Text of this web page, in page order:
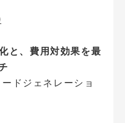
と、費用対効果を最
ドジェネレーショ